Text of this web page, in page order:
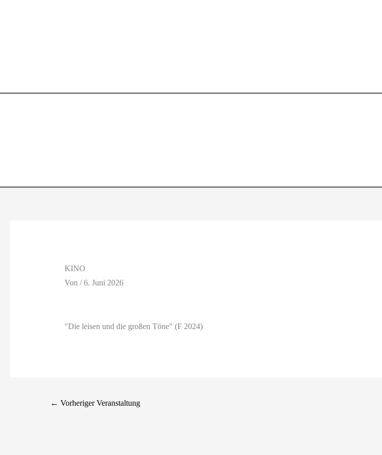
KINO
Von /6. Juni 2026
"Die leisen und die großen Töne" (F 2024)
← Vorheriger Veranstaltung